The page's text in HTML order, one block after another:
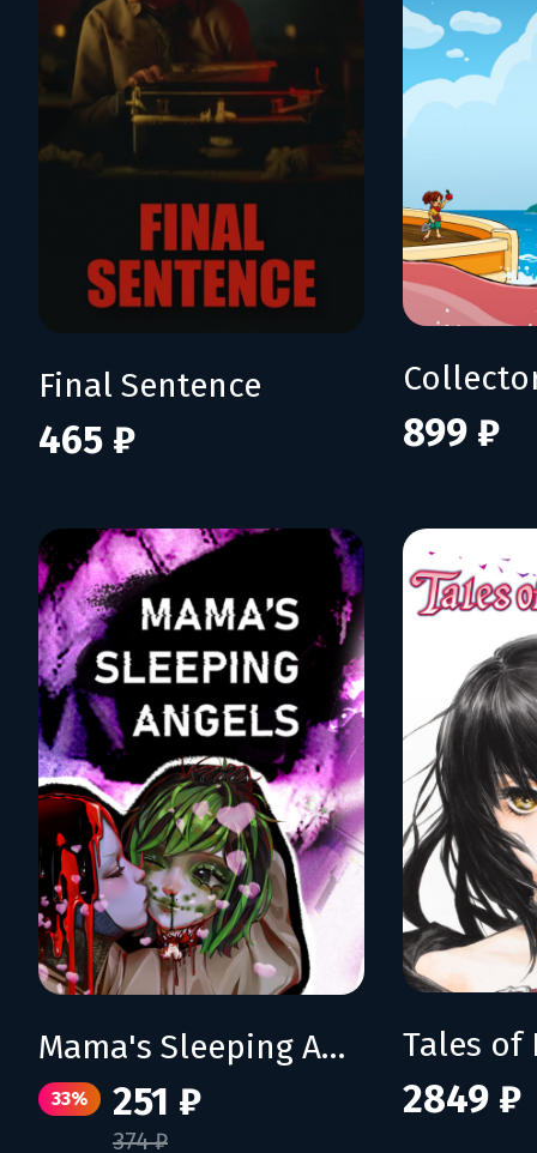
Final Sentence
465 ₽ 899 ₽
Mama's Sleeping Angels
33% 251 ₽
374 ₽
2849 ₽